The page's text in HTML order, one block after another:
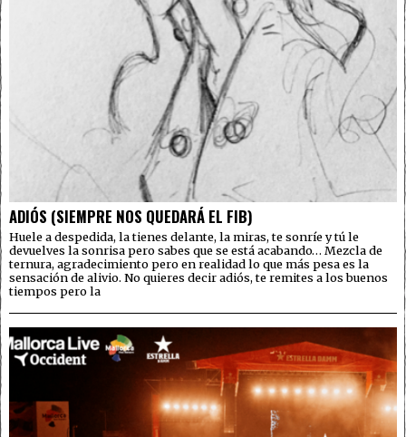
ADIÓS (SIEMPRE NOS QUEDARÁ EL FIB)
Huele a despedida, la tienes delante, la miras, te sonríe y tú le
devuelves la sonrisa pero sabes que se está acabando… Mezcla de
ternura, agradecimiento pero en realidad lo que más pesa es la
sensación de alivio. No quieres decir adiós, te remites a los buenos
tiempos pero la